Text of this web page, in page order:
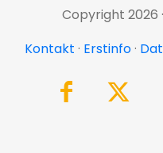
Copyright 2026
Kontakt · Erstinfo·